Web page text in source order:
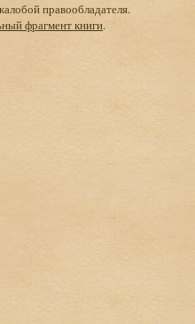
правообладателя.
фрагмент книги.